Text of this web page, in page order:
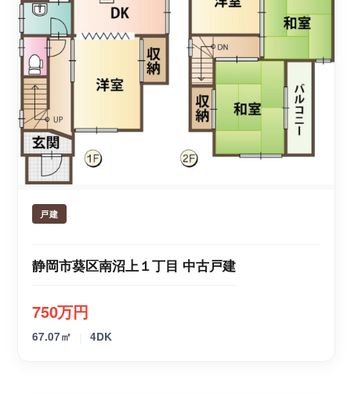
戸建
静岡市葵区南沼上１丁目 中古戸建
750万円
67.07㎡ 4DK